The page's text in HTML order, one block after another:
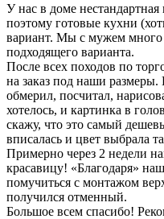
У нас в доме
поэтому готовые кухни
вариант. Мы с мужем
подходящего варианта.
После всех походов по
на заказ под наши
обмерил, посчитал,
хотелось, и картинка в
скажу, что это самый
вписалась и цвет выбрала
Примерно через 2 недели
красавицу! «Благодаря»
помучиться с монтажом
получился отменный.
Большое всем спасибо!